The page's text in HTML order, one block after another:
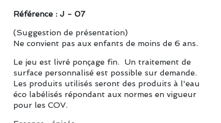
Référence : J - 07
(Suggestion de présentation)
Ne convient pas aux enfants de moins de 6 ans.
Le jeu est livré ponçage fin. Un traitement de
surface personnalisé est possible sur demande.
Les produits utilisés seront des produits à l'eau
éco labélisés répondant aux normes en vigueur
pour les COV.